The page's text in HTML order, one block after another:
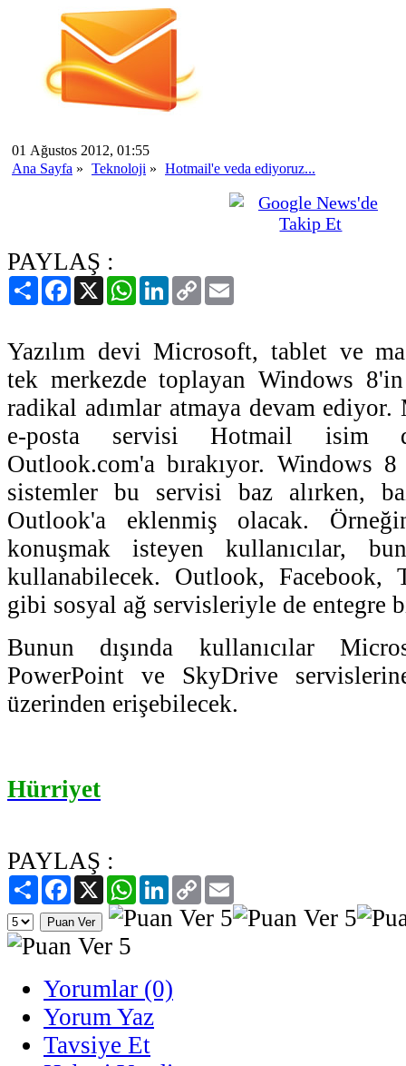
01 Ağustos 2012, 01:55
Ana Sayfa » Teknoloji » Hotmail'e veda ediyoruz...
PAYLAŞ :
PaylaşFacebook
X WhatsAppLinkedIn
Copy
Link
Yazılım devi Microsoft, tablet ve
tek merkezde toplayan Windows 8'in
radikal adımlar atmaya devam
e-posta servisi Hotmail isim
Outlook.com'a bırakıyor. Windows
sistemler bu servisi baz alırken,
Outlook'a eklenmiş olacak.
konuşmak isteyen kullanıcılar,
kullanabilecek. Outlook,
gibi sosyal ağ servisleriyle de entegre
Bunun dışında kullanıcılar
PowerPoint ve SkyDrive
üzerinden erişebilecek.
Hürriyet
PAYLAŞ :
PaylaşFacebook
X WhatsAppLinkedIn
Copy
Link
Yorumlar (0)
Yorum Yaz
Tavsiye Et